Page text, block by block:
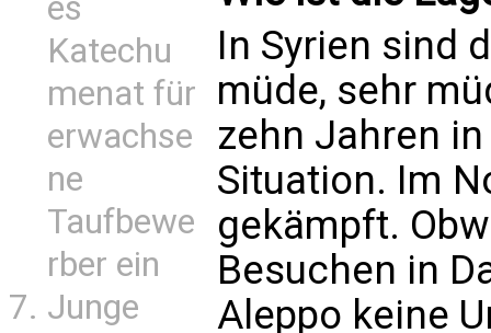
es
Katechu
menat für
erwachse
ne
Taufbewe
rber ein
Junge
In Syrien sind
müde, sehr
zehn Jahren
Situation. Im
gekämpft.
Besuchen in
Aleppo keine